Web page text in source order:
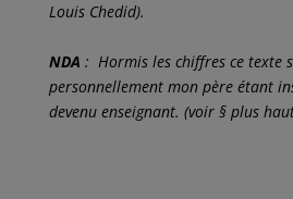
Louis Chedid).
NDA : Hormis les chiffres ce texte
personnellement mon père étant
devenu enseignant. (voir § plus